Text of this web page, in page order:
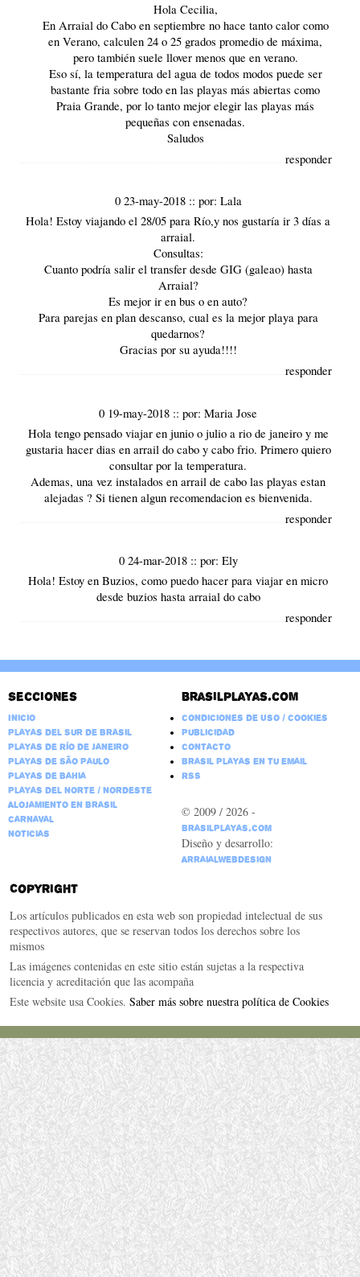
Hola Cecilia,
En Arraial do Cabo en septiembre no hace tanto calor como
en Verano, calculen 24 o 25 grados promedio de máxima,
pero también suele llover menos que en verano.
Eso sí, la temperatura del agua de todos modos puede ser
bastante fria sobre todo en las playas más abiertas como
Praia Grande, por lo tanto mejor elegir las playas más
pequeñas con ensenadas.
Saludos
responder
0 23-may-2018 :: por: Lala
Hola! Estoy viajando el 28/05 para Río,y nos gustaría ir 3 días a
arraial.
Consultas:
Cuanto podría salir el transfer desde GIG (galeao) hasta
Arraial?
Es mejor ir en bus o en auto?
Para parejas en plan descanso, cual es la mejor playa para
quedarnos?
Gracias por su ayuda!!!!
responder
0 19-may-2018 ::por:Maria Jose
Hola tengo pensado viajar en junio o julio a rio de janeiro y me
gustaria hacer dias en arrail do cabo y cabo frio. Primero quiero
consultar por la temperatura.
Ademas, una vez instalados en arrail de cabo las playas estan
alejadas ? Si tienen algun recomendacion es bienvenida.
responder
0 24-mar-2018 :: por: Ely
Hola! Estoy en Buzios, como puedo hacer para viajar en micro
desde buzios hasta arraial do cabo
responder
Secciones
Inicio
Playas del Sur de Brasil
Playas de Río de Janeiro
Playas de São Paulo
Playas de Bahia
Playas del Norte / Nordeste
Alojamiento en Brasil
Carnaval
Noticias
Brasilplayas.com
Condiciones de Uso / Cookies
Publicidad
Contacto
Brasil Playas en tu email
RSS
© 2009 / 2026 -
BrasilPlayas.com
Diseño y desarrollo:
ArraialWebDesign
Copyright
Los artículos publicados en esta web son propiedad intelectual de sus
respectivos autores, que se reservan todos los derechos sobre los
mismos
Las imágenes contenidas en este sitio están sujetas a la respectiva
licencia y acreditación que las acompaña
Este website usa Cookies. Saber más sobre nuestra política de Cookies